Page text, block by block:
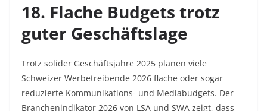
18. Flache Budgets trotz
guter Geschäftslage
Trotz solider Geschäftsjahre 2025 planen viele
Schweizer Werbetreibende 2026 flache oder sogar
reduzierte Kommunikations- und Mediabudgets. Der
Branchenindikator 2026 von LSA und SWA zeigt, dass